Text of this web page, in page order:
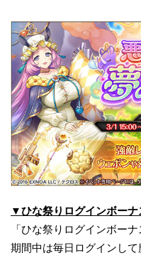
▼ひな祭りログインボーナ
「ひな祭りログインボー
期間中は毎日ログインし